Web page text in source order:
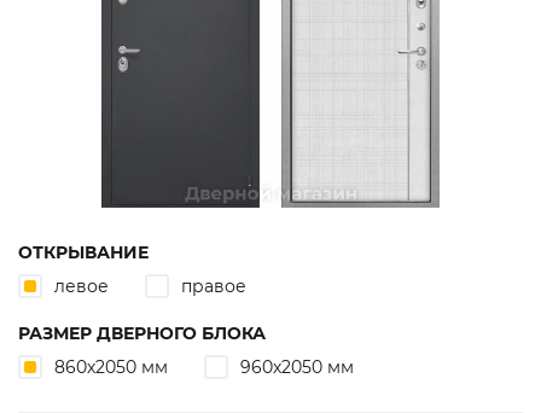
ОТКРЫВАНИЕ
левое
правое
РАЗМЕР ДВЕРНОГО БЛОКА
860х2050 мм
960х2050 мм